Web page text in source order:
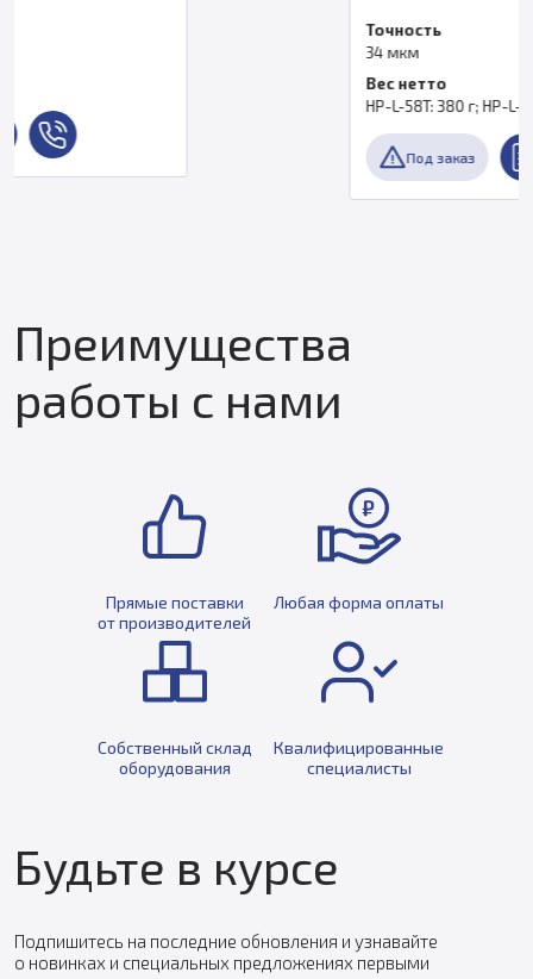
HP-L-58T: 380 г; HP-L-5.8A: 360 г
Преимущества
работы с нами
Прямые поставки
от производителей
Любая форма оплаты
Собственный склад
оборудования
Квалифицированные
специалисты
Будьте в курсе
Подпишитесь на последние обновления и узнавайте
о новинках и специальных предложениях первыми